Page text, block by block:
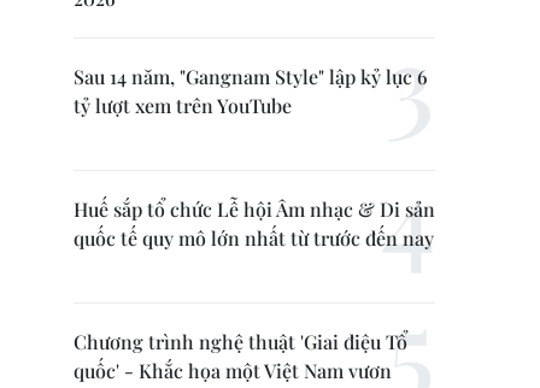
Sau 14 năm, "Gangnam Style" lập kỷ lục 6
tỷ lượt xem trên YouTube
Huế sắp tổ chức Lễ hội Âm nhạc & Di sản
quốc tế quy mô lớn nhất từ trước đến nay
Chương trình nghệ thuật 'Giai điệu Tổ
quốc' - Khắc họa một Việt Nam vươn